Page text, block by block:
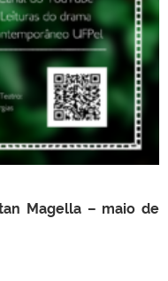
Magella – maio de